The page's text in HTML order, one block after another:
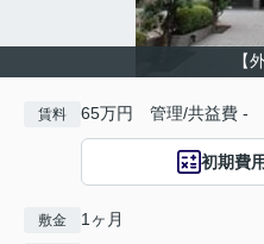
【
賃料 65万円 管理/共益費 -
初期費
敷金 1ヶ月